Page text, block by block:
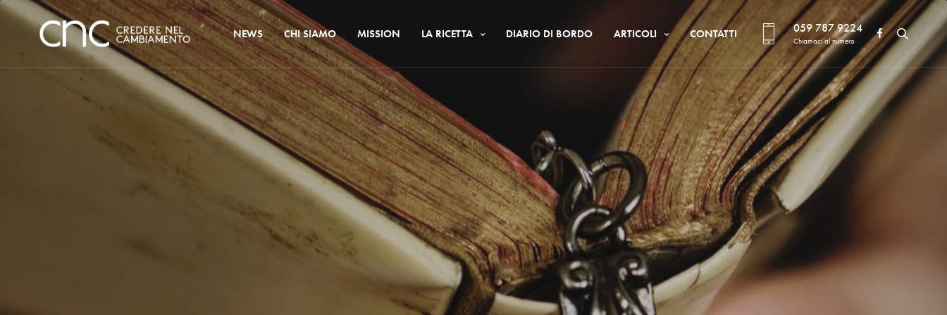
NEWS CHI SIAMO MISSION LA RICETTA DIARIO DI BORDO ARTICOLI CONTATTI 059 787 9224
Chiamaci al numero